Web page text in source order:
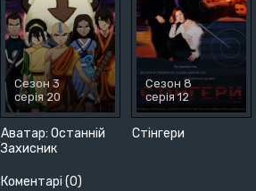
Аватар: Останній
Захисник
Сезон 3
серія 20
Стінгери
Сезон 8
серія 12
Коментарі (0)